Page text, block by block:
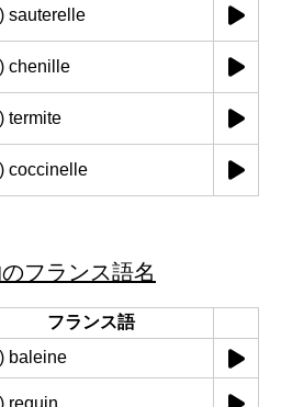
sauterelle
chenille
termite
coccinelle
フランス語名
フランス語
baleine
requin